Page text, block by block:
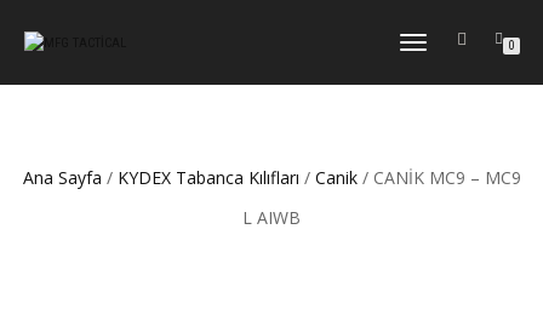
DOLAŞIMI
0
Ana Sayfa / KYDEX Tabanca Kılıfları / Canik/ CANİK MC9 – MC9
L AIWB